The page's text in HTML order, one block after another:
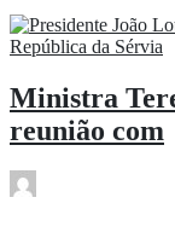
Ministra
reunião com